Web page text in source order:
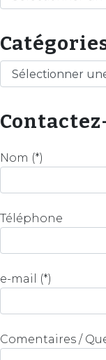
Catégories
Nom (*)
Téléphone
e-mail (*)
Comentaires /